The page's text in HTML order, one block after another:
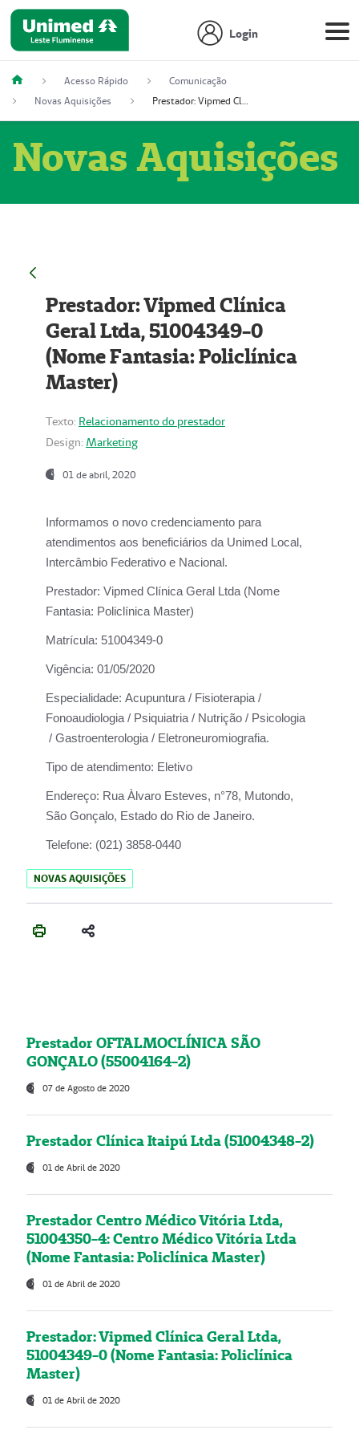
Login
Acesso Rápido
Comunicação
Novas Aquisições
Prestador: Vipmed Clínica Geral Ltda, 51004349-0 (Nome Fantasia: Policlínica Master)
Novas Aquisições
Prestador: Vipmed Clínica
Geral Ltda, 51004349-0
(Nome Fantasia: Policlínica
Master)
Texto: Relacionamento do prestador
Design: Marketing
01 de abril, 2020
Informamos o novo credenciamento para
atendimentos aos beneficiários da Unimed Local,
Intercâmbio Federativo e Nacional.
Prestador: Vipmed Clínica Geral Ltda (Nome
Fantasia: Policlínica Master)
Matrícula: 51004349-0
Vigência: 01/05/2020
Especialidade: Acupuntura / Fisioterapia /
Fonoaudiologia / Psiquiatria / Nutrição / Psicologia
/ Gastroenterologia / Eletroneuromiografia.
Tipo de atendimento: Eletivo
Endereço: Rua Àlvaro Esteves, n°78, Mutondo,
São Gonçalo, Estado do Rio de Janeiro.
Telefone: (021) 3858-0440
NOVAS AQUISIÇÕES
Prestador OFTALMOCLÍNICA SÃO
GONÇALO (55004164-2)
07 de Agosto de 2020
Prestador Clínica Itaipú Ltda (51004348-2)
01 de Abril de 2020
Prestador Centro Médico Vitória Ltda,
51004350-4: Centro Médico Vitória Ltda
(Nome Fantasia: Policlínica Master)
01 de Abril de 2020
Prestador: Vipmed Clínica Geral Ltda,
51004349-0 (Nome Fantasia: Policlínica
Master)
01 de Abril de 2020